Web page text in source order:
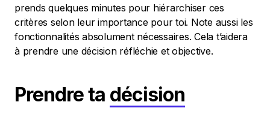
prends quelques minutes pour hiérarchiser ces
critères selon leur importance pour toi. Note aussi les
fonctionnalités absolument nécessaires. Cela t’aidera
à prendre une décision réfléchie et objective.
Prendre ta décision